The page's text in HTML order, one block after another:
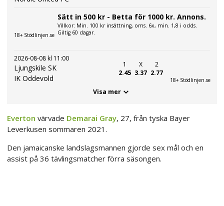
18+ Stödlinjen.se
Sätt in 500 kr - Betta för 1000 kr. Annons.
Villkor: Min. 100 kr insättning, oms. 6x, min. 1,8 i odds.
Giltig 60 dagar.
2026-08-08 kl 11:00
Ljungskile SK
IK Oddevold
1
2.45
X
3.37
2
2.77
18+ Stödlinjen.se
Visa mer
Everton värvade Demarai Gray, 27, från tyska Bayer
Leverkusen sommaren 2021.
Den jamaicanske landslagsmannen gjorde sex mål och en
assist på 36 tävlingsmatcher förra säsongen.